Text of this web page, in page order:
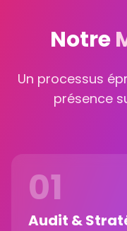
Notre
Un processus
présence
01
Audit &